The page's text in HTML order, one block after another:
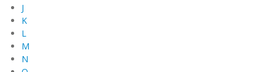
J
K
L
M
N